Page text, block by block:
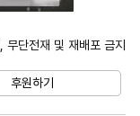
단전재 및 재배포 금지
후원하기